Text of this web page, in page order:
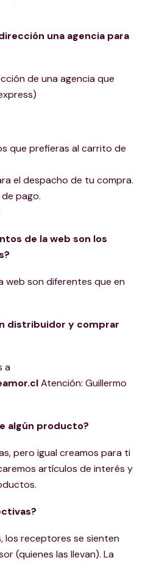
una agencia para
de una agencia que
que prefieras al carrito de
el despacho de tu compra.
pago.
de la web son los
web son diferentes que en
distribuidor y comprar
a
Atención: Guillermo
algún producto?
pero igual creamos para ti
artículos de interés y
los receptores se sienten
(quienes las llevan). La